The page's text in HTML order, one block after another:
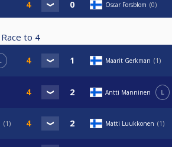
Oscar Forsblom 0
Race to 4
Maarit Gerkman 1
Antti Manninen L
1 Matti Luukkonen 1